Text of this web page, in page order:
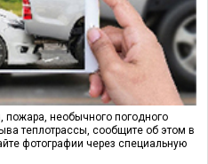
необычного погодного
теплотрассы, сообщите об этом в
фотографии через специальную